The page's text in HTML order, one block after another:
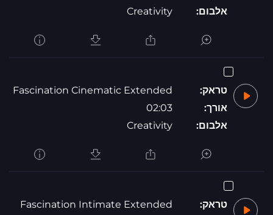
אלבום:
Creativity
טראק:
Fascination Cinematic Extended
אורך:
02:03
אלבום:
Creativity
טראק:
Fascination Intimate Extended